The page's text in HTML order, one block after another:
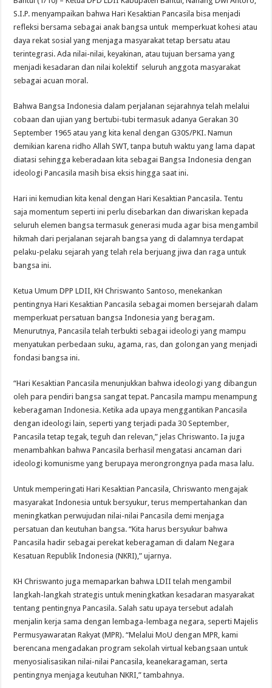
S.I.P. menyampaikan bahwa Hari Kesaktian Pancasila bisa menjadi
refleksi bersama sebagai anak bangsa untuk memperkuat kohesi atau
daya rekat sosial yang menjaga masyarakat tetap bersatu atau
terintegrasi. Ada nilai-nilai, keyakinan, atau tujuan bersama yang
menjadi kesadaran dan nilai kolektif seluruh anggota masyarakat
sebagai acuan moral.
Bahwa Bangsa Indonesia dalam perjalanan sejarahnya telah melalui
cobaan dan ujian yang bertubi-tubi termasuk adanya Gerakan 30
September 1965 atau yang kita kenal dengan G30S/PKI. Namun
demikian karena ridho Allah SWT, tanpa butuh waktu yang lama dapat
diatasi sehingga keberadaan kita sebagai Bangsa Indonesia dengan
ideologi Pancasila masih bisa eksis hingga saat ini.
Hari ini kemudian kita kenal dengan Hari Kesaktian Pancasila. Tentu
saja momentum seperti ini perlu disebarkan dan diwariskan kepada
seluruh elemen bangsa termasuk generasi muda agar bisa mengambil
hikmah dari perjalanan sejarah bangsa yang di dalamnya terdapat
pelaku-pelaku sejarah yang telah rela berjuang jiwa dan raga untuk
bangsa ini.
Ketua Umum DPP LDII, KH Chriswanto Santoso, menekankan
pentingnya Hari Kesaktian Pancasila sebagai momen bersejarah dalam
memperkuat persatuan bangsa Indonesia yang beragam.
Menurutnya, Pancasila telah terbukti sebagai ideologi yang mampu
menyatukan perbedaan suku, agama, ras, dan golongan yang menjadi
fondasi bangsa ini.
“Hari Kesaktian Pancasila menunjukkan bahwa ideologi yang dibangun
oleh para pendiri bangsa sangat tepat. Pancasila mampu menampung
keberagaman Indonesia. Ketika ada upaya menggantikan Pancasila
dengan ideologi lain, seperti yang terjadi pada 30 September,
Pancasila tetap tegak, teguh dan relevan,” jelas Chriswanto. Ia juga
menambahkan bahwa Pancasila berhasil mengatasi ancaman dari
ideologi komunisme yang berupaya merongrongnya pada masa lalu.
Untuk memperingati Hari Kesaktian Pancasila, Chriswanto mengajak
masyarakat Indonesia untuk bersyukur, terus mempertahankan dan
meningkatkan perwujudan nilai-nilai Pancasila demi menjaga
persatuan dan keutuhan bangsa. “Kita harus bersyukur bahwa
Pancasila hadir sebagai perekat keberagaman di dalam Negara
Kesatuan Republik Indonesia (NKRI),” ujarnya.
KH Chriswanto juga memaparkan bahwa LDII telah mengambil
langkah-langkah strategis untuk meningkatkan kesadaran masyarakat
tentang pentingnya Pancasila. Salah satu upaya tersebut adalah
menjalin kerja sama dengan lembaga-lembaga negara, seperti Majelis
Permusyawaratan Rakyat (MPR). “Melalui MoU dengan MPR, kami
berencana mengadakan program sekolah virtual kebangsaan untuk
menyosialisasikan nilai-nilai Pancasila, keanekaragaman, serta
pentingnya menjaga keutuhan NKRI,” tambahnya.